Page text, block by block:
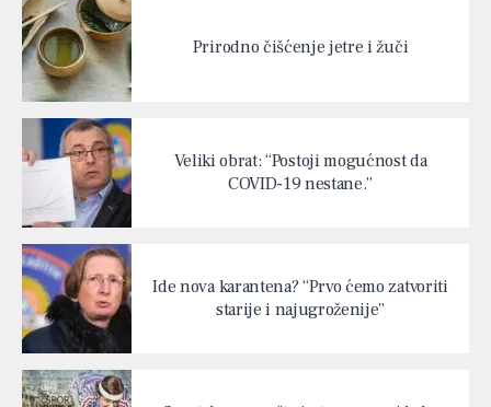
Prirodno čišćenje jetre i žuči
Veliki obrat: “Postoji mogućnost da
COVID-19 nestane.”
Ide nova karantena? “Prvo ćemo zatvoriti
starije i najugroženije”